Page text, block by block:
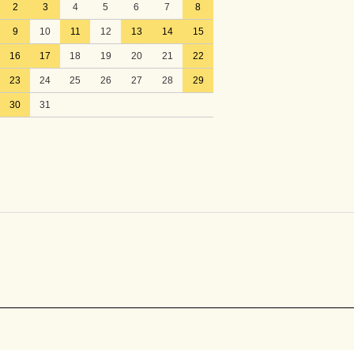
2 3 4 5 6 7 8
9 10 11 12 13 14 15
16 17 18 19 20 21 22
23 24 25 26 27 28 29
30 31